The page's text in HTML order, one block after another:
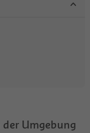
Umgebung